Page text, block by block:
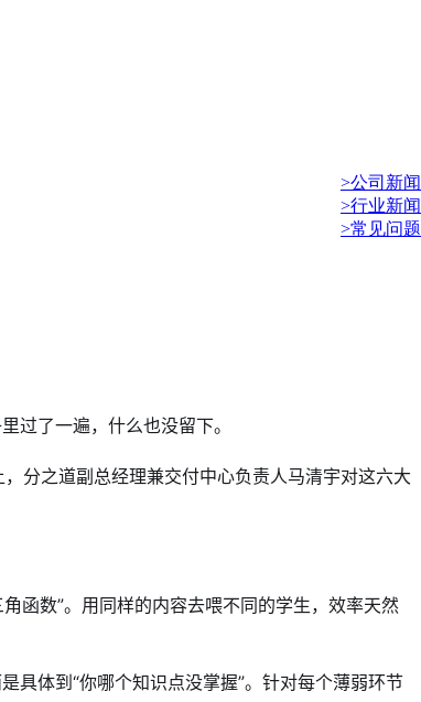
>公司新闻
>行业新闻
>常见问题
过了一遍，什么也没留下。
分之道副总经理兼交付中心负责人马清宇对这六大
函数”。用同样的内容去喂不同的学生，效率天然
具体到“你哪个知识点没掌握”。针对每个薄弱环节